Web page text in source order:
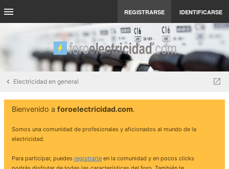
REGISTRARSE IDENTIFICARSE
Electricidad en general
Bienvenido a foroelectricidad.com.
Somos una comunidad de profesionales y aficionados al mundo de la
electricidad.
Para participar, puedes registrarte en la comunidad y en pocos clicks